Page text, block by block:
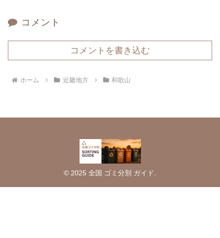
コメント
コメントを書き込む
ホーム 近畿地方 和歌山
© 2025 全国 ゴミ分別 ガイド.